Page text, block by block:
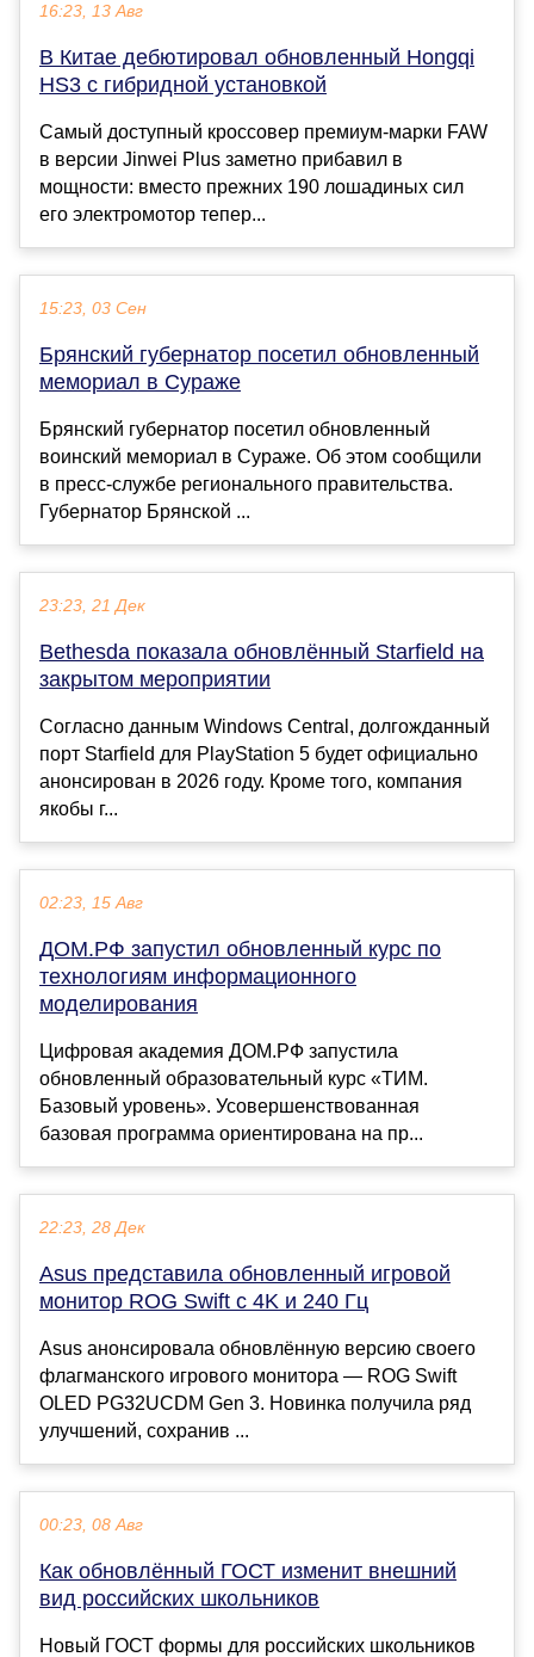
16:23, 13 Авг
В Китае дебютировал обновленный Hongqi
HS3 с гибридной установкой
Самый доступный кроссовер премиум-марки FAW
в версии Jinwei Plus заметно прибавил в
мощности: вместо прежних 190 лошадиных сил
его электромотор тепер...
15:23, 03 Сен
Брянский губернатор посетил обновленный
мемориал в Сураже
Брянский губернатор посетил обновленный
воинский мемориал в Сураже. Об этом сообщили
в пресс-службе регионального правительства.
Губернатор Брянской ...
23:23, 21 Дек
Bethesda показала обновлённый Starfield на
закрытом мероприятии
Согласно данным Windows Central, долгожданный
порт Starfield для PlayStation 5 будет официально
анонсирован в 2026 году. Кроме того, компания
якобы г...
02:23, 15 Авг
ДОМ.РФ запустил обновленный курс по
технологиям информационного
моделирования
Цифровая академия ДОМ.РФ запустила
обновленный образовательный курс «ТИМ.
Базовый уровень». Усовершенствованная
базовая программа ориентирована на пр...
22:23, 28 Дек
Asus представила обновленный игровой
монитор ROG Swift с 4K и 240 Гц
Asus анонсировала обновлённую версию своего
флагманского игрового монитора — ROG Swift
OLED PG32UCDM Gen 3. Новинка получила ряд
улучшений, сохранив ...
00:23, 08 Авг
Как обновлённый ГОСТ изменит внешний
вид российских школьников
Новый ГОСТ формы для российских школьников